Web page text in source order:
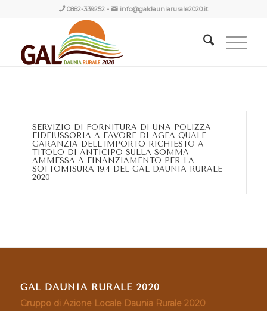
0882-339252- info@galdauniarurale2020.it
SERVIZIO DI FORNITURA DI UNA POLIZZA
FIDEIUSSORIA A FAVORE DI AGEA QUALE
GARANZIA DELL’IMPORTO RICHIESTO A
TITOLO DI ANTICIPO SULLA SOMMA
AMMESSA A FINANZIAMENTO PER LA
SOTTOMISURA 19.4 DEL GAL DAUNIA RURALE
2020
GAL DAUNIA RURALE 2020
Gruppo di Azione Locale Daunia Rurale 2020